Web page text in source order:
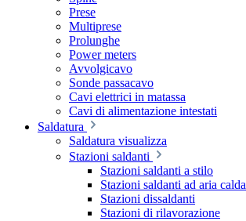
Prese
Multiprese
Prolunghe
Power meters
Avvolgicavo
Sonde passacavo
Cavi elettrici in matassa
Cavi di alimentazione intestati
Saldatura
Saldatura visualizza
Stazioni saldanti
Stazioni saldanti a stilo
Stazioni saldanti ad aria calda
Stazioni dissaldanti
Stazioni di rilavorazione